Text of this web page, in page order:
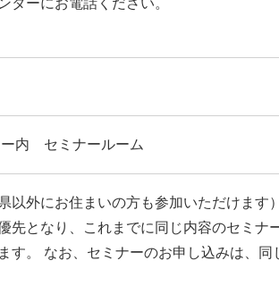
ターにお電話ください。
ー内 セミナールーム
以外にお住まいの方も参加いただけます）
先となり、これまでに同じ内容のセミナ
す。 なお、セミナーのお申し込みは、同